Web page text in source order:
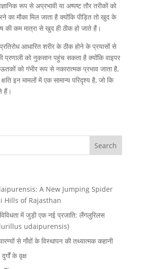
रूप से अप्रभावी या अष्पष्ट तौर तरीकों को
का मौका मिल जाता है क्योंकि पीड़ित तो खुद के
की कम मात्रा से खुद ही ठीक हो जाते हैं।
आधारित शरीर के ठीक होने के प्रयासों से
प्रणाली को नुकसान पहुंच सकता है क्योंकि वाइपर
को गंभीर रूप से नकारात्मक प्रभाव जाता है,
इन मामलों में एक सामान्य परिदृश्य है, जो कि
हैं।
A New Jumping Spider
Hills of Rajasthan
में जुड़ी एक नई प्रजाति: लैंगलुरिलस
udaipurensis)
से गाँवों के विस्थापन की तथ्यात्मक कहानी
के वृक्ष